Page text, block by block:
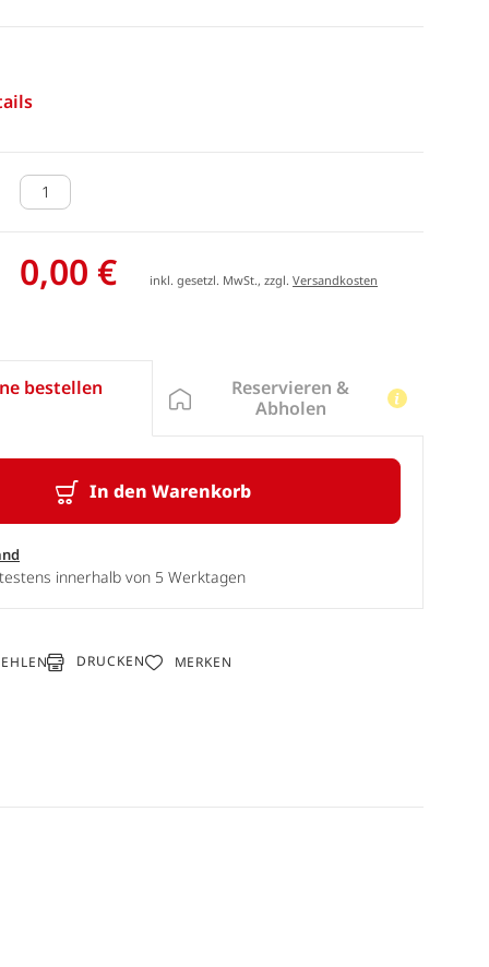
0,00 € inkl. gesetzl. MwSt., zzgl.Versandkosten
bestellen
In den Warenkorb
innerhalb von 5 Werktagen
Reservieren &
Abholen
DRUCKEN MERKEN